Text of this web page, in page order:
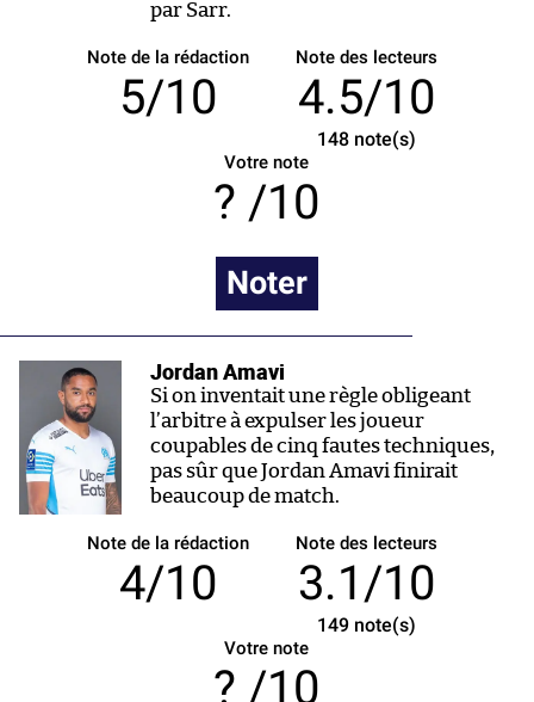
par Sarr.
Note de la rédaction
5/10
Note des lecteurs
4.5/10
148note(s)
Votre note
/10
Noter
Jordan Amavi
Si on inventait une règle obligeant
l’arbitre à expulser les joueur
coupables de cinq fautes techniques,
pas sûr que Jordan Amavi finirait
beaucoup de match.
Note de la rédaction
4/10
Note des lecteurs
3.1/10
149note(s)
Votre note
/10